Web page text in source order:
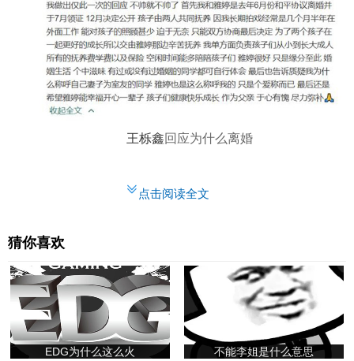
王栎鑫回应为什么离婚
点击阅读全文
猜你喜欢
EDG为什么这么火 不能李姐是什么意思